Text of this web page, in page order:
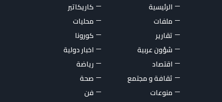
الرئيسية
كاريكاتير
ملفات
محليات
تقارير
كورونا
شؤون عربية
اخبار دولية
اقتصاد
رياضة
ثقافة و مجتمع
صحة
منوعات
فن